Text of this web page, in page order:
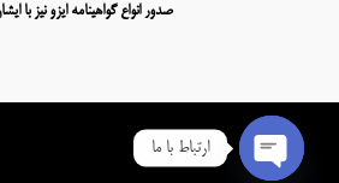
صدور انواع گواهینامه ایزو نیز با
ارتباط با ما